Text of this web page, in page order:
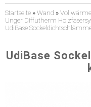
Startseite » Wand »
Unger Diffutherm
UdiBase
UdiBase